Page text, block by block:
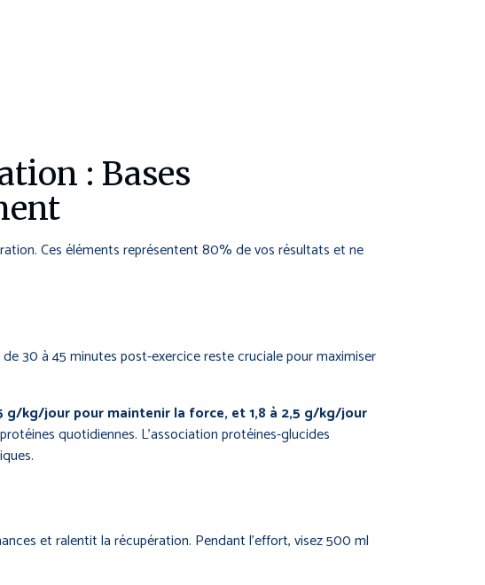
: Bases
Ces éléments représentent 80% de vos résultats et ne
30 à 45 minutes post-exercice reste cruciale pour maximiser
g/kg/jour pour maintenir la force, et 1,8 à 2,5 g/kg/jour
quotidiennes. L’association protéines-glucides
et ralentit la récupération. Pendant l’effort, visez 500 ml